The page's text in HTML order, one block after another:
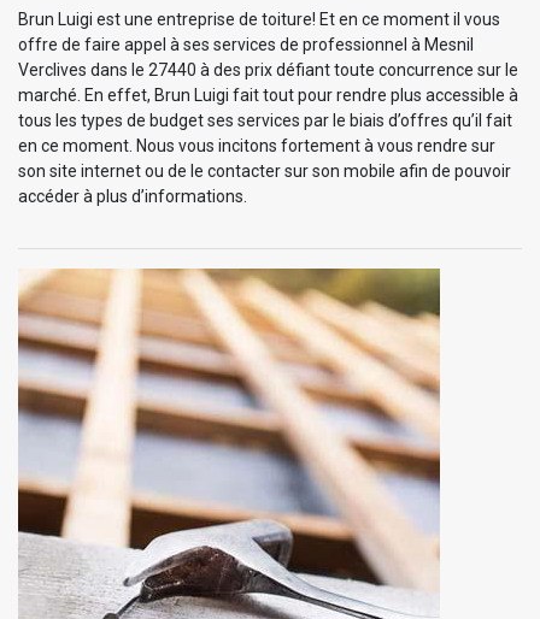
Brun Luigi est une entreprise de toiture! Et en ce moment il vous
offre de faire appel à ses services de professionnel à Mesnil
Verclives dans le 27440 à des prix défiant toute concurrence sur le
marché. En effet, Brun Luigi fait tout pour rendre plus accessible à
tous les types de budget ses services par le biais d’offres qu’il fait
en ce moment. Nous vous incitons fortement à vous rendre sur
son site internet ou de le contacter sur son mobile afin de pouvoir
accéder à plus d’informations.